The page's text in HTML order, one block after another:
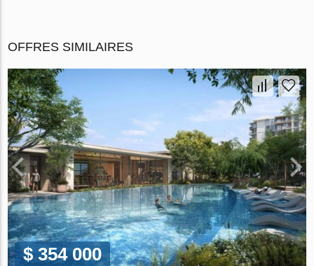
OFFRES SIMILAIRES
$ 354 000